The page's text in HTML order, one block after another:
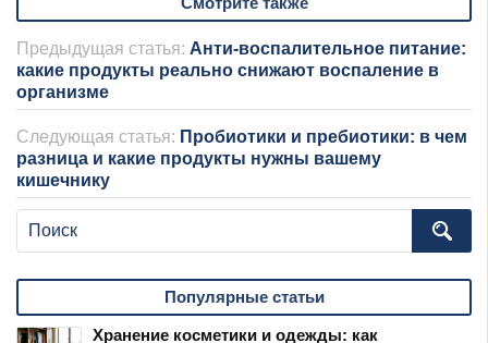
Предыдущая статья: Анти-воспалительное питание:
какие продукты реально снижают воспаление в
организме
Следующая статья: Пробиотики и пребиотики: в чем
разница и какие продукты нужны вашему
кишечнику
Популярные статьи
Хранение косметики и одежды: как